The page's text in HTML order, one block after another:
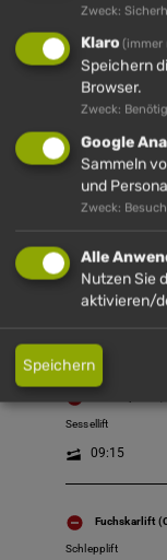
Schlepplift
09:00
Dreistarlift
09:00
Fehrlift (H)
Schlepplift
Sessellift
09:15
Fuchskarlift
Schlepplift
Zweck:
Klaro (immer
Speichern
Browser.
Zweck:
Google
Sammeln
und
Zweck:
Alle
Nutzen Sie
aktivieren/
Speichern